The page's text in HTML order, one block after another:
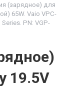
(зарядное) для
65W. Vaio VPC-
Series. PN: VGP-
19.5V